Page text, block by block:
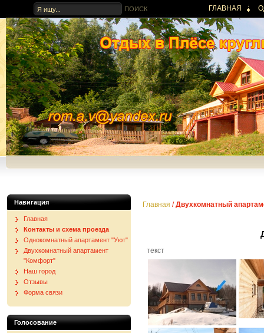
ГЛАВНАЯ
Навигация
Главная
Контакты и схема проезда
Однокомнатный апартамент "Уют"
Двухкомнатный апартамент
"Комфорт"
Наш город
Отзывы
Форма связи
Голосование
Главная /Двухкомнатный
текст